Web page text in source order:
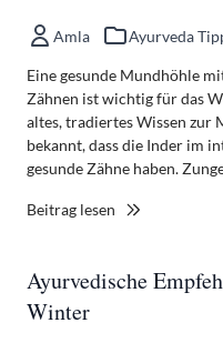
Amla Ayurveda
Eine gesunde Mundhöhle
Zähnen ist wichtig für das
altes, tradiertes Wissen zur
bekannt, dass die Inder im
gesunde Zähne haben.
Beitrag lesen
Ayurvedische
Winter